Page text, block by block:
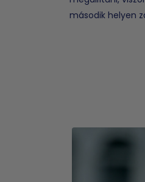
második helyen